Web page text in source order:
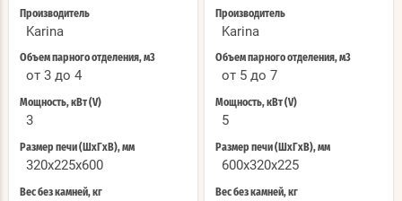
Производитель
Karina
Объем парного отделения, м3
от 3 до 4
Мощность, кВт (V)
3
Размер печи (ШхГхВ), мм
320x225x600
Вес без камней, кг
Производитель
Karina
Объем парного отделения, м3
от 5 до 7
Мощность, кВт (V)
5
Размер печи (ШхГхВ), мм
600x320x225
Вес без камней, кг